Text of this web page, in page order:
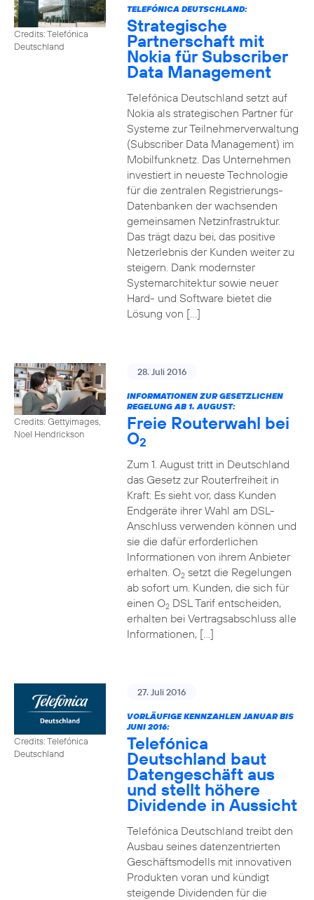
Credits: Telefónica
Deutschland
TELEFÓNICA DEUTSCHLAND:
Strategische
Partnerschaft mit
Nokia für Subscriber
Data Management
Telefónica Deutschland setzt auf
Nokia als strategischen Partner für
Systeme zur Teilnehmerverwaltung
(Subscriber Data Management) im
Mobilfunknetz. Das Unternehmen
investiert in neueste Technologie
für die zentralen Registrierungs-
Datenbanken der wachsenden
gemeinsamen Netzinfrastruktur.
Das trägt dazu bei, das positive
Netzerlebnis der Kunden weiter zu
steigern. Dank modernster
Systemarchitektur sowie neuer
Hard- und Software bietet die
Lösung von […]
Credits: Gettyimages,
Noel Hendrickson
28. Juli 2016
INFORMATIONEN ZUR GESETZLICHEN
REGELUNG AB 1. AUGUST:
Freie Routerwahl bei
O2
Zum 1. August tritt in Deutschland
das Gesetz zur Routerfreiheit in
Kraft: Es sieht vor, dass Kunden
Endgeräte ihrer Wahl am DSL-
Anschluss verwenden können und
sie die dafür erforderlichen
Informationen von ihrem Anbieter
erhalten. O2setzt die Regelungen
ab sofort um. Kunden, die sich für
einen O2DSL Tarif entscheiden,
erhalten bei Vertragsabschluss alle
Informationen, […]
Credits: Telefónica
Deutschland
27. Juli 2016
VORLÄUFIGE KENNZAHLEN JANUAR BIS
JUNI 2016:
Telefónica
Deutschland baut
Datengeschäft aus
und stellt höhere
Dividende in Aussicht
Telefónica Deutschland treibt den
Ausbau seines datenzentrierten
Geschäftsmodells mit innovativen
Produkten voran und kündigt
steigende Dividenden für die